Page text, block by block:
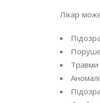
Лікар
Травми